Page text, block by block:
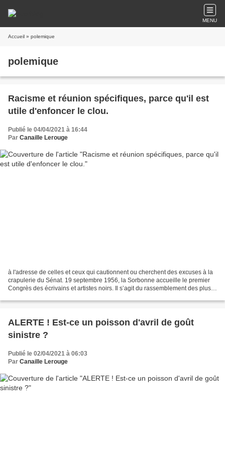
MENU
Accueil » polemique
polemique
Racisme et réunion spécifiques, parce qu'il est
utile d'enfoncer le clou.
Publié le 04/04/2021 à 16:44
Par Canaille Lerouge
à l'adresse de celles et ceux qui cautionnent ou cherchent des excuses à la
crapulerie du Sénat. 19 septembre 1956, la Sorbonne accueille le premier
Congrès des écrivains et artistes noirs. Il s’agit du rassemblement des plus
ALERTE ! Est-ce un poisson d'avril de goût
sinistre ?
Publié le 02/04/2021 à 06:03
Par Canaille Lerouge